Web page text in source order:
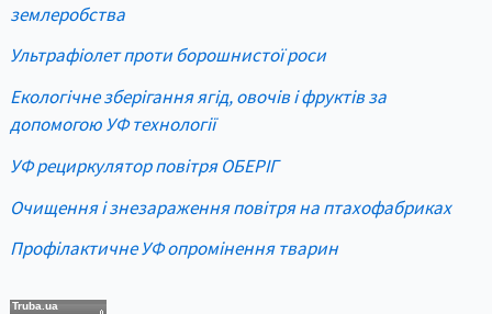
землеробства
Ультрафіолет проти борошнистої роси
Екологічне зберігання ягід, овочів і фруктів за
допомогою УФ технології
УФ рециркулятор повітря ОБЕРІГ
Очищення і знезараження повітря на птахофабриках
Профілактичне УФ опромінення тварин
Truba.ua